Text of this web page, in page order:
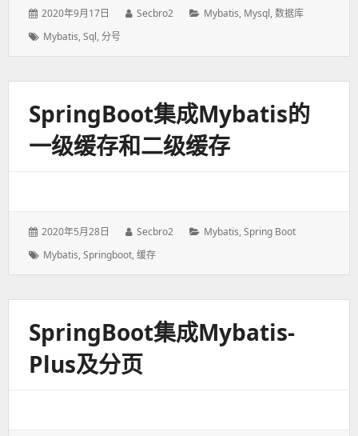
发
于：
2020年9月17日
作
Secbro2
分
Mybatis, Mysql,数据库
标
Mybatis,Sql,分号
SpringBoot集成Mybatis的
一级缓存和二级缓存
发
于：
2020年5月28日
作
者：
Secbro2
分
Mybatis,Spring Boot
标
Mybatis,Springboot,缓存
SpringBoot集成mybatis-
Plus及分页